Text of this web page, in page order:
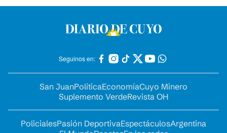
Seguinos en:
San JuanPolíticaEconomíaCuyo Minero
Suplemento VerdeRevista OH
PolicialesPasión DeportivaEspectáculosArgentina